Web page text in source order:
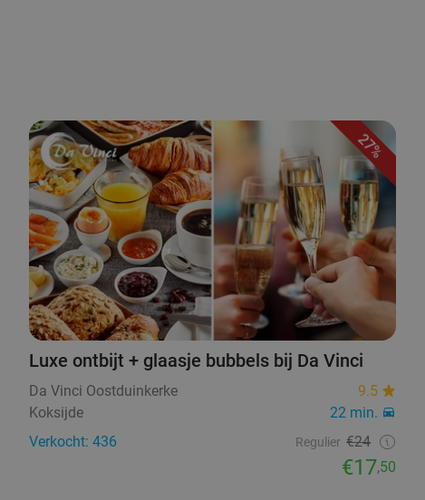
27%
Luxe ontbijt + glaasje bubbels bij Da Vinci
Da Vinci Oostduinkerke
9.5
Koksijde
22 min.
Verkocht: 436
Regulier €24
€17,50